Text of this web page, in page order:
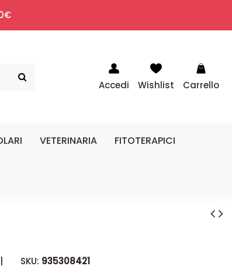
Accedi Wishlist Carrello
VETERINARIA FITOTERAPICI
| SKU: 935308421